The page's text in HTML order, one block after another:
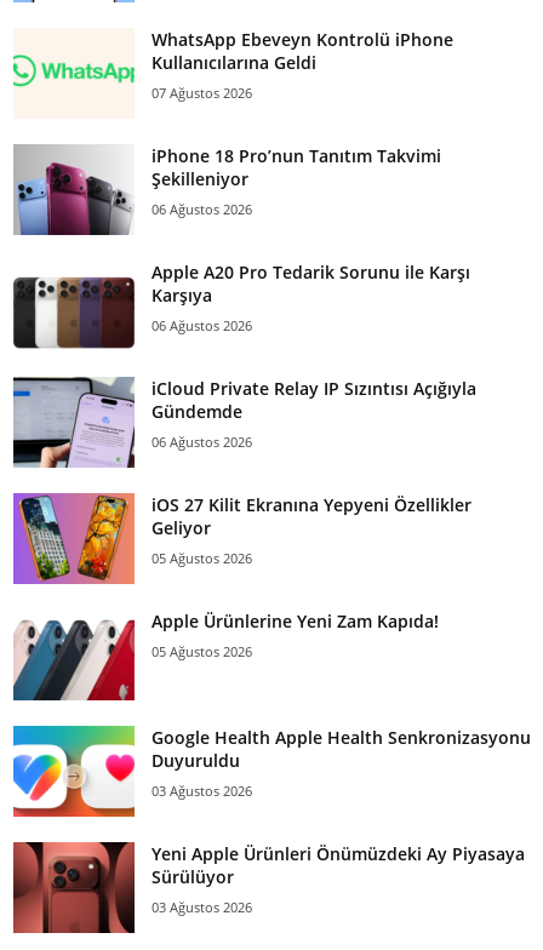
WhatsApp Ebeveyn Kontrolü iPhone
Kullanıcılarına Geldi
07 Ağustos 2026
iPhone 18 Pro’nun Tanıtım Takvimi
Şekilleniyor
06 Ağustos 2026
Apple A20 Pro Tedarik Sorunu ile Karşı
Karşıya
06 Ağustos 2026
iCloud Private Relay IP Sızıntısı Açığıyla
Gündemde
06 Ağustos 2026
iOS 27 Kilit Ekranına Yepyeni Özellikler
Geliyor
05 Ağustos 2026
Apple Ürünlerine Yeni Zam Kapıda!
05 Ağustos 2026
Google Health Apple Health Senkronizasyonu
Duyuruldu
03 Ağustos 2026
Yeni Apple Ürünleri Önümüzdeki Ay Piyasaya
Sürülüyor
03 Ağustos 2026